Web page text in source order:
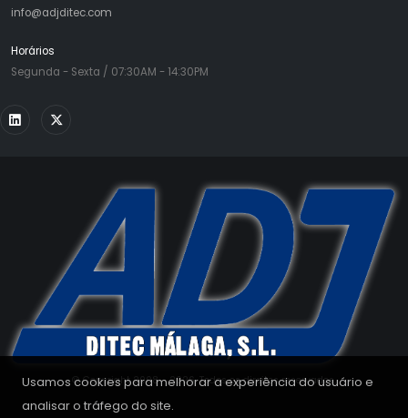
Usamos cookies para melhorar a experiência do usuário e
analisar o tráfego do site.
info@adjditec.com
Horários
Segunda - Sexta / 07:30AM - 14:30PM
© Copyright 2008 - 2026. Todos os direitos reservados.